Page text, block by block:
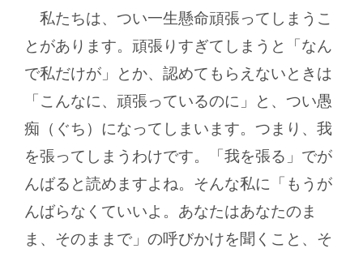
私たちは、つい一生懸命頑張ってしまうこ
とがあります。頑張りすぎてしまうと「なん
で私だけが」とか、認めてもらえないときは
「こんなに、頑張っているのに」と、つい愚
痴（ぐち）になってしまいます。つまり、我
を張ってしまうわけです。「我を張る」でが
んばると読めますよね。そんな私に「もうが
んばらなくていいよ。あなたはあなたのま
ま、そのままで」の呼びかけを聞くこと、そ